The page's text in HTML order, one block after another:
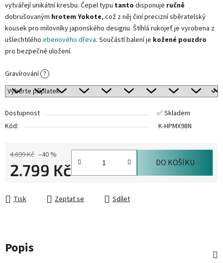
vytvářejí unikátní kresbu. Čepel typu tanto disponuje ručně
dobrušovaným hrotem Yokote, což z něj činí precizní sběratelský
kousek pro milovníky japonského designu. Štíhlá rukojeť je vyrobena z
ušlechtilého ebenového dřeva. Součástí balení je kožené pouzdro
pro bezpečné uložení.
Gravírování ?
Dostupnost
✅ Skladem
Kód:
K-HPMX98N
4.699 Kč –40 %
2.799 Kč DO KOŠÍKU
Tisk Zeptat se Sdílet
Popis